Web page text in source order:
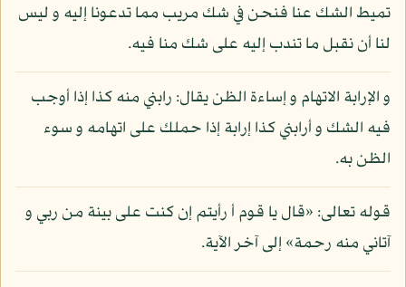
تميط الشك عنا فنحن في شك مريب مما تدعونا إليه و ليس
لنا أن نقبل ما تندب إليه على شك منا فيه.
و الإرابة الاتهام و إساءة الظن يقال: رابني منه كذا إذا أوجب
فيه الشك و أرابني كذا إرابة إذا حملك على اتهامه و سوء
الظن به.
قوله تعالى: «قال يا قوم أ رأيتم إن كنت على بينة من ربي و
آتاني منه رحمة» إلى آخر الآية.